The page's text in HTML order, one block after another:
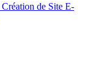
Création de Site E-